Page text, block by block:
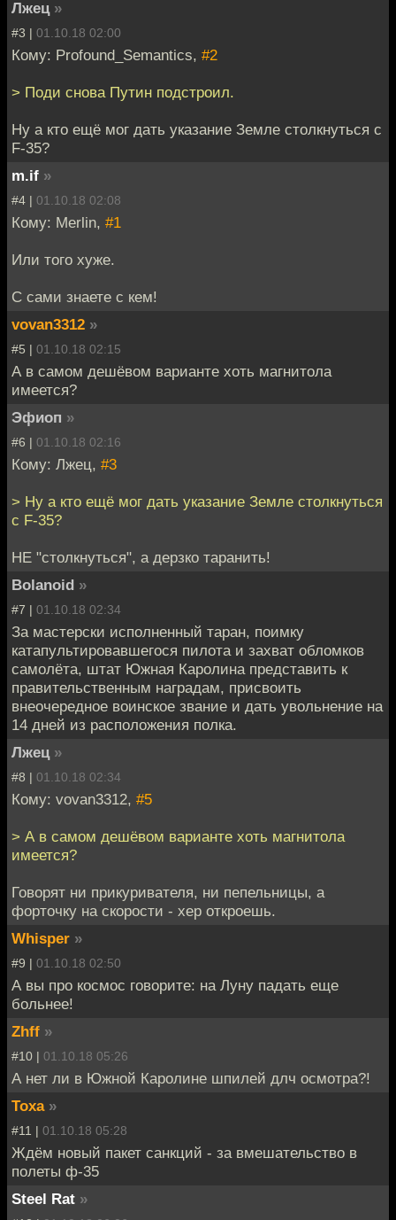
Лжец »
#3 | 01.10.18 02:00
Кому: Profound_Semantics, #2
> Поди снова Путин подстроил.
Ну а кто ещё мог дать указание Земле столкнуться с
F-35?
m.if »
#4 | 01.10.18 02:08
Кому: Merlin, #1
Или того хуже.
С сами знаете с кем!
vovan3312 »
#5 | 01.10.18 02:15
А в самом дешёвом варианте хоть магнитола
имеется?
Эфиоп »
#6 | 01.10.18 02:16
Кому: Лжец, #3
> Ну а кто ещё мог дать указание Земле столкнуться
с F-35?
НЕ "столкнуться", а дерзко таранить!
Bolanoid »
#7 | 01.10.18 02:34
За мастерски исполненный таран, поимку
катапультировавшегося пилота и захват обломков
самолёта, штат Южная Каролина представить к
правительственным наградам, присвоить
внеочередное воинское звание и дать увольнение на
14 дней из расположения полка.
Лжец »
#8 | 01.10.18 02:34
Кому: vovan3312, #5
> А в самом дешёвом варианте хоть магнитола
имеется?
Говорят ни прикуривателя, ни пепельницы, а
форточку на скорости - хер откроешь.
Whisper »
#9 | 01.10.18 02:50
А вы про космос говорите: на Луну падать еще
больнее!
Zhff »
#10 | 01.10.18 05:26
А нет ли в Южной Каролине шпилей длч осмотра?!
Тоха »
#11 | 01.10.18 05:28
Ждём новый пакет санкций - за вмешательство в
полеты ф-35
Steel Rat »